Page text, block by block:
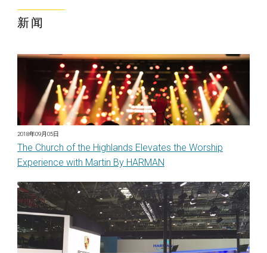
新闻
2018年09月05日
The Church of the Highlands Elevates the Worship
Experience with Martin By HARMAN